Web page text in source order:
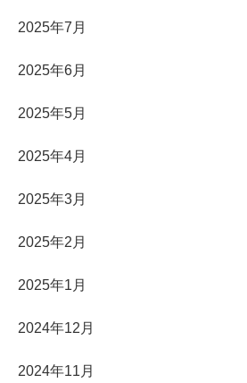
2025年7月
2025年6月
2025年5月
2025年4月
2025年3月
2025年2月
2025年1月
2024年12月
2024年11月